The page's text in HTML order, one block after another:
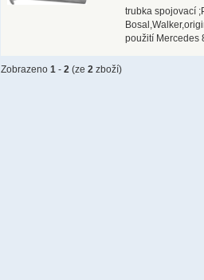
trubka spojovací
použití Mercedes
Zobrazeno1 -2 (ze2 zboží)